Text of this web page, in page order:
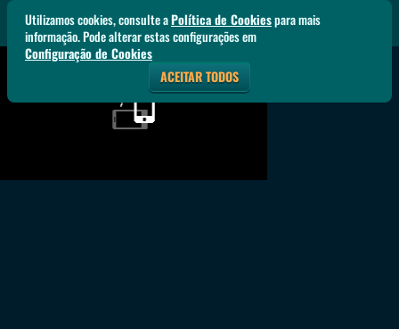
Utilizamos cookies, consulte aPolítica de Cookiespara mais
informação. Pode alterar estas configurações em
Configuração de Cookies
ACEITAR TODOS